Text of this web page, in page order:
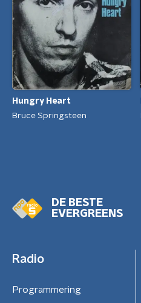
Hungry Heart
Bruce Springsteen
DE BESTE
EVERGREENS
Radio
Programmering